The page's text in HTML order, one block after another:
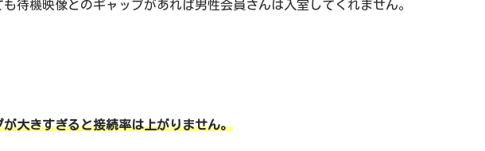
待機映像とのギャップがあれば男性会員さんは入室してくれません。
大きすぎると接続率は上がりません。